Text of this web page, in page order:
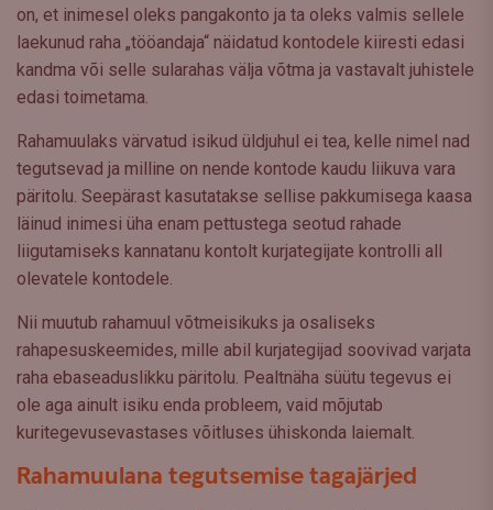
on, et inimesel oleks pangakonto ja ta oleks valmis sellele
laekunud raha „tööandaja“ näidatud kontodele kiiresti edasi
kandma või selle sularahas välja võtma ja vastavalt juhistele
edasi toimetama.
Rahamuulaks värvatud isikud üldjuhul ei tea, kelle nimel nad
tegutsevad ja milline on nende kontode kaudu liikuva vara
päritolu. Seepärast kasutatakse sellise pakkumisega kaasa
läinud inimesi üha enam pettustega seotud rahade
liigutamiseks kannatanu kontolt kurjategijate kontrolli all
olevatele kontodele.
Nii muutub rahamuul võtmeisikuks ja osaliseks
rahapesuskeemides, mille abil kurjategijad soovivad varjata
raha ebaseaduslikku päritolu. Pealtnäha süütu tegevus ei
ole aga ainult isiku enda probleem, vaid mõjutab
kuritegevusevastases võitluses ühiskonda laiemalt.
Rahamuulana tegutsemise tagajärjed